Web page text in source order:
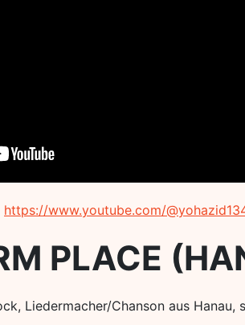
https://www.youtube.com/
PLACE
Liedermacher/Chanson aus Hanau,